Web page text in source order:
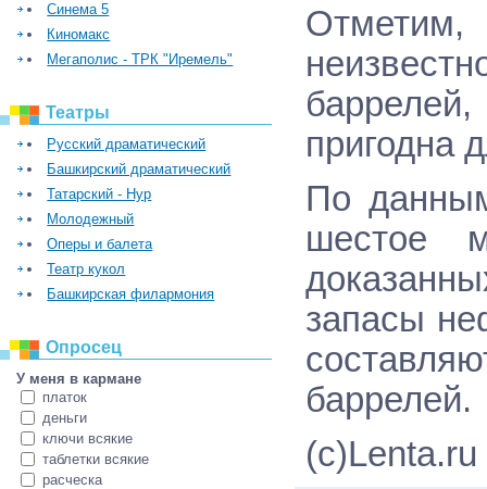
Синема 5
Киномакс
Мегаполис - ТРК "Иремель"
Театры
Русский драматический
Башкирский драматический
Татарский - Нур
Молодежный
Оперы и балета
Театр кукол
Башкирская филармония
Опросец
У меня в кармане
платок
деньги
ключи всякие
таблетки всякие
расческа
пригодна
По
шестое
запасы
баррелей.
(c)Lenta.ru